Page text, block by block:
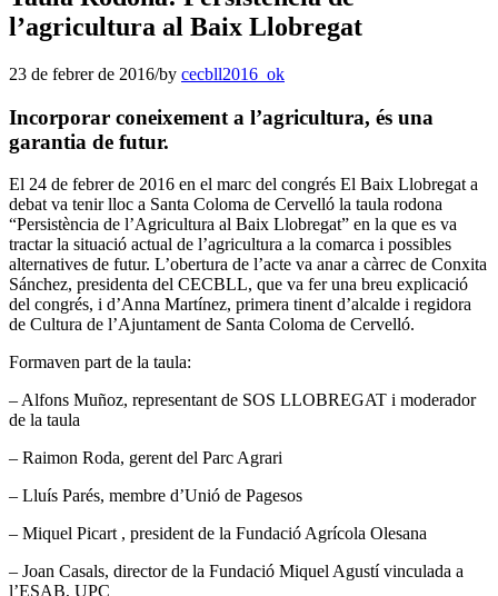
l’agricultura al Baix Llobregat
23 de febrer de 2016/by cecbll2016_ok
Incorporar coneixement a l’agricultura, és una
garantia de futur.
El 24 de febrer de 2016 en el marc del congrés El Baix Llobregat a
debat va tenir lloc a Santa Coloma de Cervelló la taula rodona
“Persistència de l’Agricultura al Baix Llobregat” en la que es va
tractar la situació actual de l’agricultura a la comarca i possibles
alternatives de futur. L’obertura de l’acte va anar a càrrec de Conxita
Sánchez, presidenta del CECBLL, que va fer una breu explicació
del congrés, i d’Anna Martínez, primera tinent d’alcalde i regidora
de Cultura de l’Ajuntament de Santa Coloma de Cervelló.
Formaven part de la taula:
– Alfons Muñoz, representant de SOS LLOBREGAT i moderador
de la taula
– Raimon Roda, gerent del Parc Agrari
– Lluís Parés, membre d’Unió de Pagesos
– Miquel Picart , president de la Fundació Agrícola Olesana
– Joan Casals, director de la Fundació Miquel Agustí vinculada a
l’ESAB, UPC